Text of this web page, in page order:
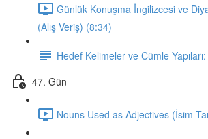
Günlük Konuşma İngilizcesi ve
(Alış Veriş) (8:34)
Hedef Kelimeler ve Cümle
47. Gün
Nouns Used as Adjectives (İsim